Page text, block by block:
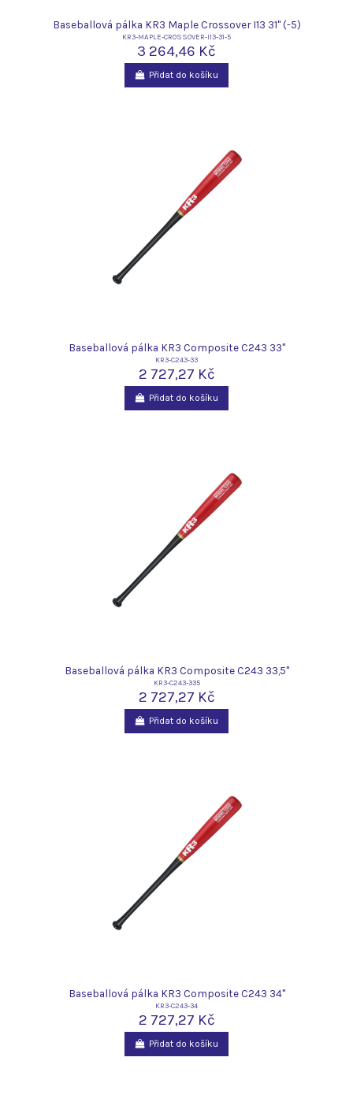
Baseballová pálka KR3 Maple Crossover I13 31" (-5)
KR3-MAPLE-CROSSOVER-I13-31-5
3 264,46 Kč
Přidat do košíku
Baseballová pálka KR3 Composite C243 33"
KR3-C243-33
2 727,27 Kč
Přidat do košíku
Baseballová pálka KR3 Composite C243 33,5"
KR3-C243-335
2 727,27 Kč
Přidat do košíku
Baseballová pálka KR3 Composite C243 34"
KR3-C243-34
2 727,27 Kč
Přidat do košíku